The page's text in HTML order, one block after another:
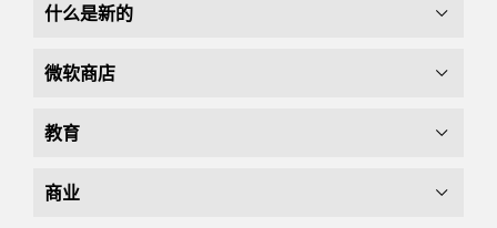
什么是新的
微软商店
教育
商业